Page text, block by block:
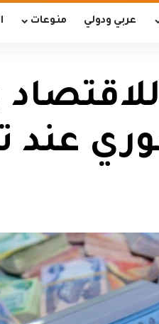
عربي ودولي منوعات
عند